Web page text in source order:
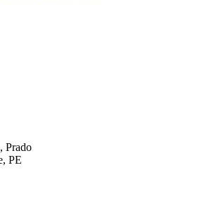
Prado
PE